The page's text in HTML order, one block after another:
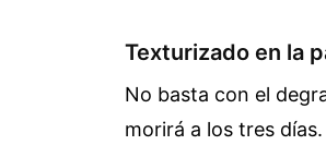
Texturizado en la
No basta con el
morirá a los tres